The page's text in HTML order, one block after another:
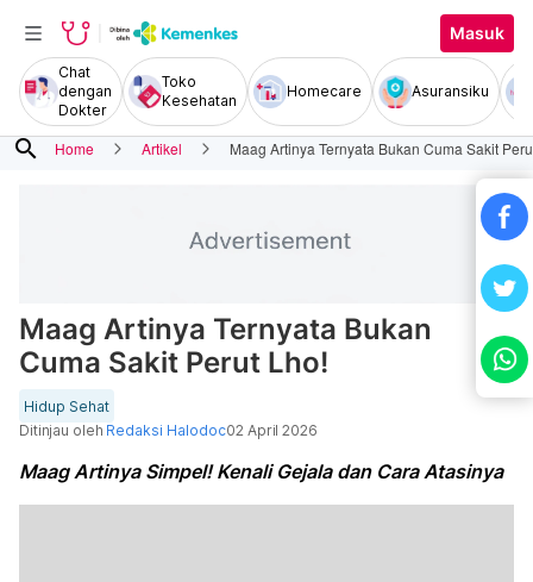
Masuk
Chat
dengan
Dokter
Toko
Kesehatan
Homecare Asuransiku
search Home Artikel Maag Artinya Ternyata Bukan Cuma Sakit
Maag Artinya Ternyata Bukan
Cuma Sakit Perut Lho!
Hidup Sehat
Ditinjau oleh Redaksi Halodoc02 April 2026
Maag Artinya Simpel! Kenali Gejala dan Cara Atasinya